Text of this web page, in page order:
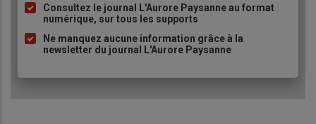
puceConsultez le journal L'Aurore Paysanne au format
numérique, sur tous les supports
Ne manquez aucune information grâce à la
newsletter du journal L'Aurore Paysanne